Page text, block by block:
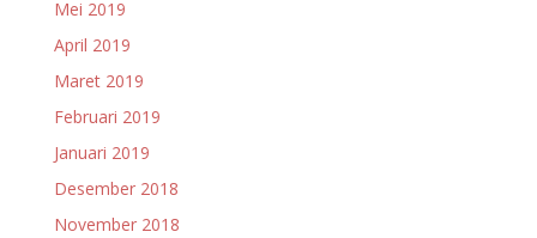
Mei 2019
April 2019
Maret 2019
Februari 2019
Januari 2019
Desember 2018
November 2018